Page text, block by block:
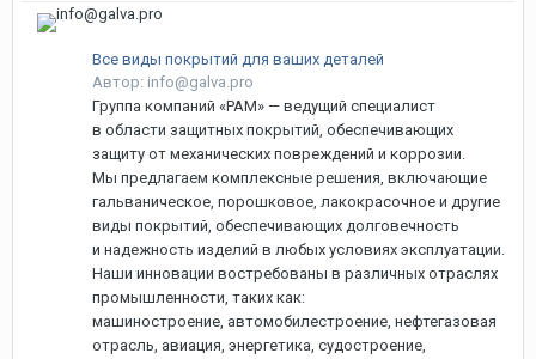
Все виды покрытий для ваших деталей
Автор: info@galva.pro
Группа компаний «РАМ» — ведущий специалист
в области защитных покрытий, обеспечивающих
защиту от механических повреждений и коррозии.
Мы предлагаем комплексные решения, включающие
гальваническое, порошковое, лакокрасочное и другие
виды покрытий, обеспечивающих долговечность
и надежность изделий в любых условиях эксплуатации.
Наши инновации востребованы в различных отраслях
промышленности, таких как:
машиностроение, автомобилестроение, нефтегазовая
отрасль, авиация, энергетика, судостроение,